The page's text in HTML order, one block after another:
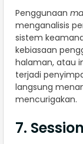
Penggunaan
menganalisis
sistem
kebiasaan
halaman, atau
terjadi
langsung
mencurigakan.
7.